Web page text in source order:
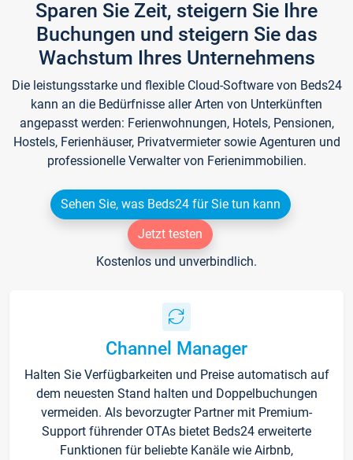
Sparen Sie Zeit, steigern Sie Ihre
Buchungen und steigern Sie das
Wachstum Ihres Unternehmens
Die leistungsstarke und flexible Cloud-Software von Beds24
kann an die Bedürfnisse aller Arten von Unterkünften
angepasst werden: Ferienwohnungen, Hotels, Pensionen,
Hostels, Ferienhäuser, Privatvermieter sowie Agenturen und
professionelle Verwalter von Ferienimmobilien.
Sehen Sie, was Beds24 für Sie tun kann
Jetzt testen
Kostenlos und unverbindlich.
Channel Manager
Halten Sie Verfügbarkeiten und Preise automatisch auf
dem neuesten Stand halten und Doppelbuchungen
vermeiden. Als bevorzugter Partner mit Premium-
Support führender OTAs bietet Beds24 erweiterte
Funktionen für beliebte Kanäle wie Airbnb,